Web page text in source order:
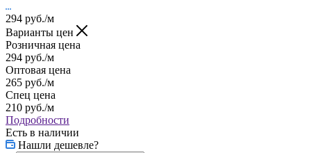
294 руб./м
Варианты цен
Розничная цена
294 руб./м
Оптовая цена
265 руб./м
Спец цена
210 руб./м
Подробности
Есть в наличии
Нашли дешевле?